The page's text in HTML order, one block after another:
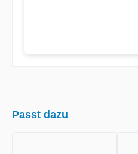
Passt dazu